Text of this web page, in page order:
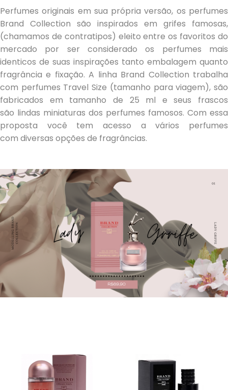
SONO TRANQUILO
CORAÇÃO SADIO
METABOLISMO
GLICOSE ESTÁVEL
RESPIRAÇÃO LIVRE
MOBILIDADE ÓSSEA
SAÚDE DIGESTIVA
FORÇA CORPORAL
FORÇA CAPILAR
FOCO MENTAL
CORPO SAUDÁVEL
MAIOR PREÇO
A - Z
Perfumes originais em sua própria versão, os perfumes
Brand Collection são inspirados em grifes famosas,
(chamamos de contratipos) eleito entre os favoritos do
mercado por ser considerado os perfumes mais
identicos de suas inspirações tanto embalagem quanto
fragrância e fixação. A linha Brand Collection trabalha
com perfumes Travel Size (tamanho para viagem), são
fabricados em tamanho de 25 ml e seus frascos
são lindas miniaturas dos perfumes famosos. Com essa
proposta você tem acesso a vários perfumes
com diversas opções de fragrâncias.